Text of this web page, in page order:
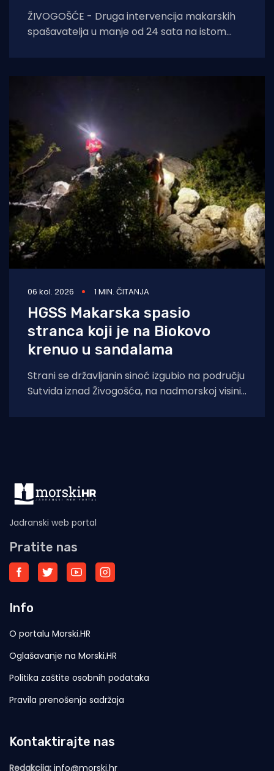
ŽIVOGOŠĆE - Druga intervencija makarskih
spašavatelja u manje od 24 sata na istom
06 kol. 2026 1 MIN. ČITANJA
HGSS Makarska spasio
stranca koji je na Biokovo
krenuo u sandalama
Strani se državljanin sinoć izgubio na području
Sutvida iznad Živogošća, na nadmorskoj visini
Jadranski web portal
Pratite nas
Info
O portalu Morski.HR
Oglašavanje na Morski.HR
Politika zaštite osobnih podataka
Pravila prenošenja sadržaja
Kontaktirajte nas
Redakcija: info@morski.hr